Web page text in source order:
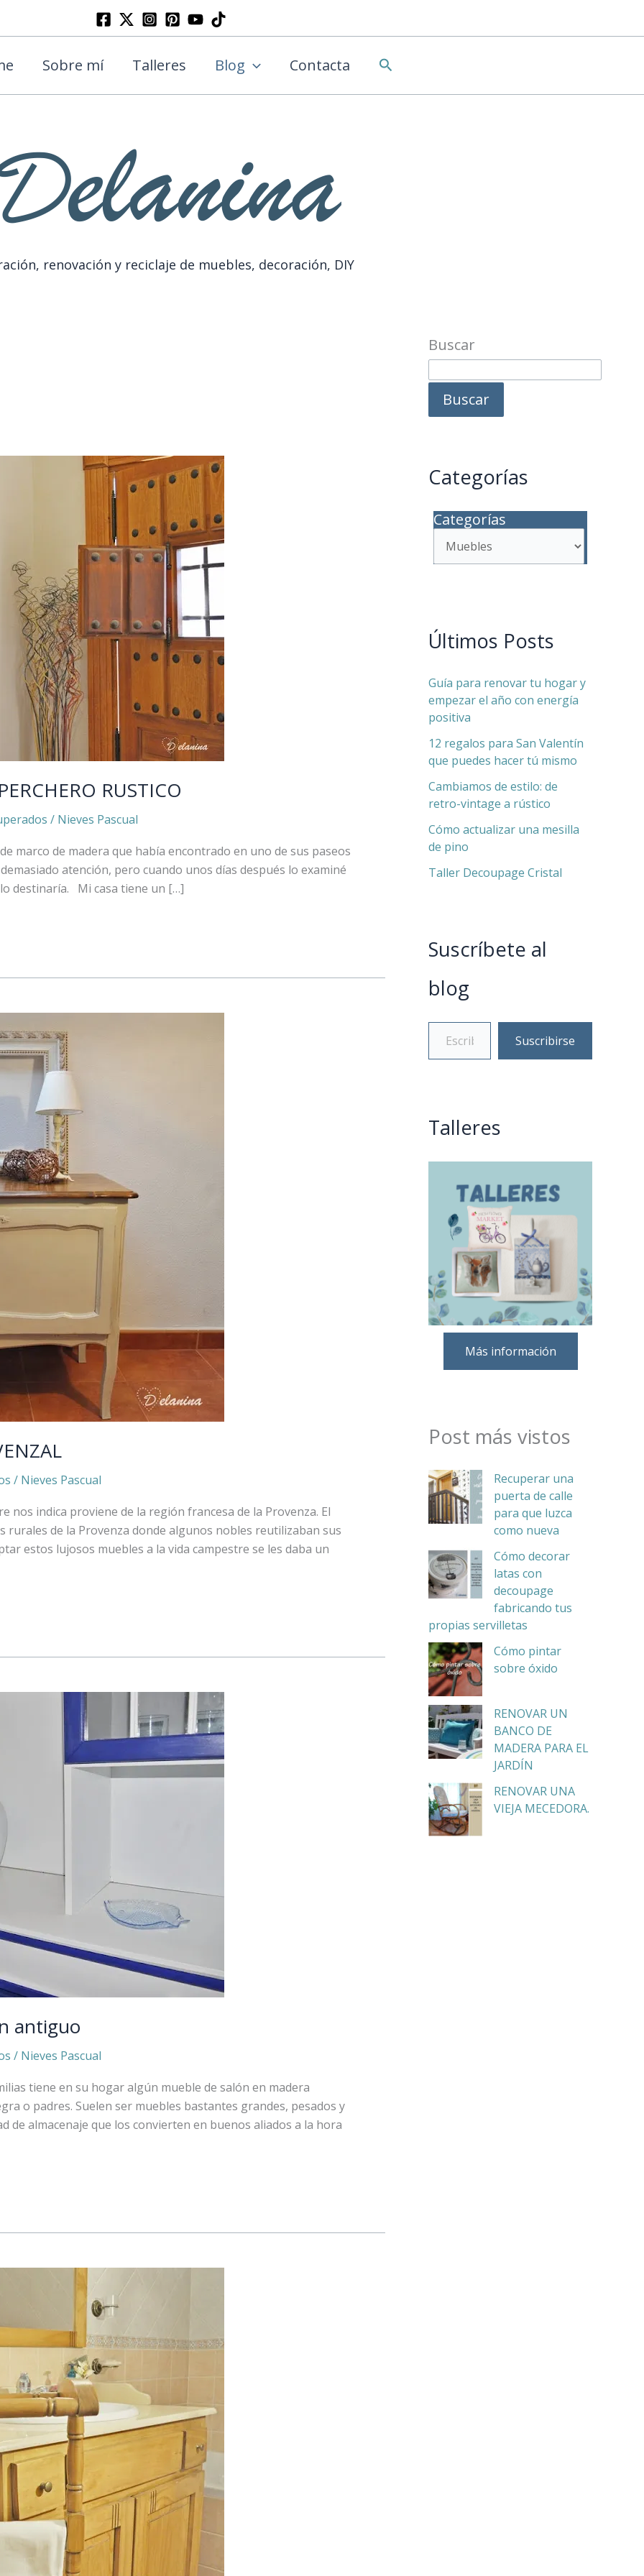
Sobre mí Talleres Blog Contacta Buscar
renovación y reciclaje de muebles, decoración, DIY
RUSTICO
/ Nieves Pascual
marco de madera que había encontrado en uno de sus paseos
atención, pero cuando unos días después lo examiné
destinaría. Mi casa tiene un […]
/ Nieves Pascual
nos indica proviene de la región francesa de la Provenza. El
rurales de la Provenza donde algunos nobles reutilizaban sus
estos lujosos muebles a la vida campestre se les daba un
antiguo
/ Nieves Pascual
tiene en su hogar algún mueble de salón en madera
o padres. Suelen ser muebles bastantes grandes, pesados y
de almacenaje que los convierten en buenos aliados a la hora
Buscar
Buscar
Categorías
Categorías
Últimos Posts
Guía para renovar tu hogar y
empezar el año con energía
positiva
12 regalos para San Valentín
que puedes hacer tú mismo
Cambiamos de estilo: de
retro-vintage a rústico
Cómo actualizar una mesilla
de pino
Taller Decoupage Cristal
Suscríbete al
blog
Suscribirse
Talleres
Más información
Post más vistos
Recuperar una
puerta de calle
para que luzca
como nueva
Cómo decorar
latas con
decoupage
fabricando tus
propias servilletas
Cómo pintar
sobre óxido
RENOVAR UN
BANCO DE
MADERA PARA EL
JARDÍN
RENOVAR UNA
VIEJA MECEDORA.
Buscar